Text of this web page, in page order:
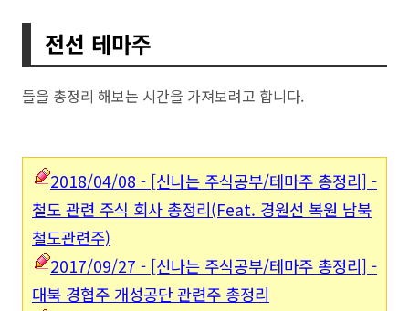
전선 테마주
들을 총정리 해보는 시간을 가져보려고 합니다.
2018/04/08 - [신나는 주식공부/테마주 총정리] -
철도 관련 주식 회사 총정리(Feat. 경원선 복원 남북
철도관련주)
2017/09/27 - [신나는 주식공부/테마주 총정리] -
대북 경협주 개성공단 관련주 총정리